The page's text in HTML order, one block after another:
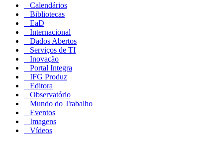
Calendários
Bibliotecas
EaD
Internacional
Dados Abertos
Serviços de TI
Inovação
Portal Integra
IFG Produz
Editora
Observatório
Mundo do Trabalho
Eventos
Imagens
Vídeos